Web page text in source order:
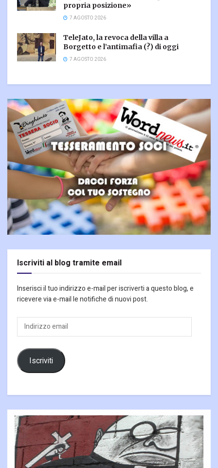
propria posizione»
7 AGOSTO 2026
TeleJato, la revoca della villa a
Borgetto e l’antimafia (?) di oggi
7 AGOSTO 2026
Iscriviti al blog tramite email
Inserisci il tuo indirizzo e-mail per iscriverti a questo blog, e
ricevere via e-mail le notifiche di nuovi post.
Indirizzo
email
Iscriviti